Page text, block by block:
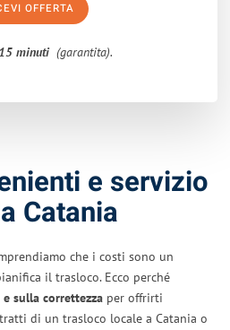
OFFERTA
minuti (garantita).
e servizio
Catania
che i costi sono un
il trasloco. Ecco perché
e sulla correttezza per offrirti
di un trasloco locale a Catania o